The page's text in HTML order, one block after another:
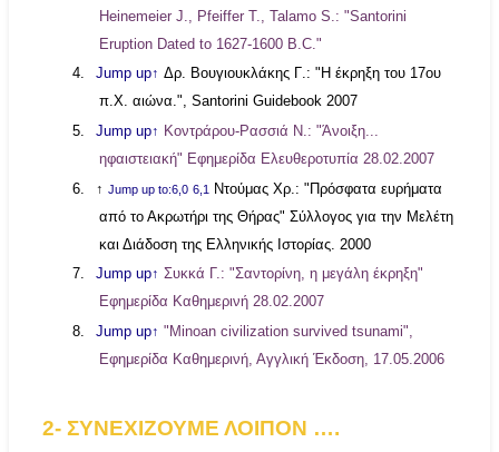
Heinemeier J., Pfeiffer T., Talamo S.: "Santorini
Eruption Dated to 1627-1600 B.C."
4.
Jump up↑ Δρ. Βουγιουκλάκης .: " Η έκρηξη του 17ου
π.Χ.αιώνα.", Santorini Guidebook 2007
5.
Jump up↑ Κοντράρου-Ρασσιά Ν.: "Άνοιξη...
ηφαιστειακή" Εφημερίδα Ελευθεροτυπία 28.02.2007
6.
↑Jump up to:6,0 6,1
Ντούμας Χρ.: "Πρόσφατα ευρήματα
από το Ακρωτήρι της Θήρας" Σύλλογος για την Μελέτη
και Διάδοση της Ελληνικής Ιστορίας. 2000
7.
Jump up↑ Συκκά Γ.: "Σαντορίνη, η μεγάλη έκρηξη"
Εφημερίδα Καθημερινή 28.02.2007
8.
Jump up↑ "Minoan civilization survived tsunami",
Εφημερίδα Καθημερινή, Αγγλική Έκδοση, 17.05.2006
2- ΣΥΝΕΧΙΖΟΥΜΕ ΛΟΙΠΟΝ ….